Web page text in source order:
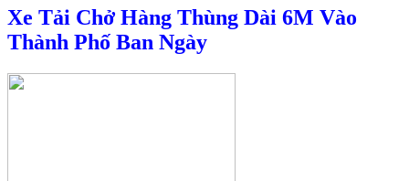
Xe Tải Chở Hàng Thùng Dài 6M Vào
Thành Phố Ban Ngày